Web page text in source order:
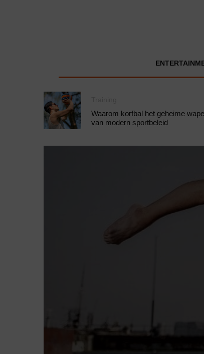
Waarom korfbal het geheime
van modern sportbeleid